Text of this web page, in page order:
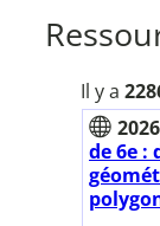
Il y a
2026
de 6e :